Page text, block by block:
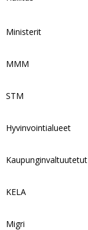
Ministerit
MMM
STM
Hyvinvointialueet
Kaupunginvaltuutetut
KELA
Migri